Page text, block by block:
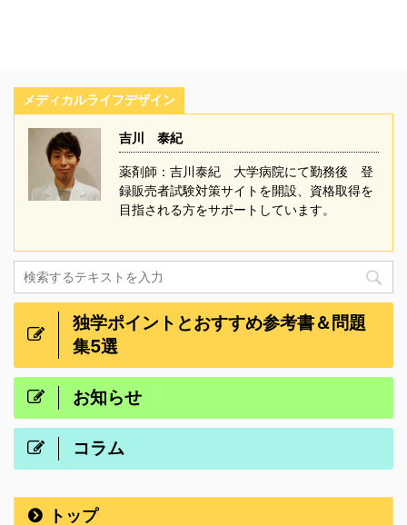
メディカルライフデザイン
吉川 泰紀
薬剤師：吉川泰紀 大学病院にて勤務後 登
録販売者試験対策サイトを開設、資格取得を
目指される方をサポートしています。
独学ポイントとおすすめ参考書＆問題
集5選
お知らせ
コラム
トップ